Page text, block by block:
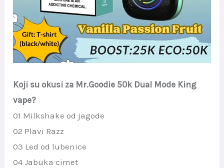
Koji su okusi za Mr.Goodie 50k Dual Mode King
vape?
01 Milkshake od jagode
02 Plavi Razz
03 Led od lubenice
04 Jabuka cimet